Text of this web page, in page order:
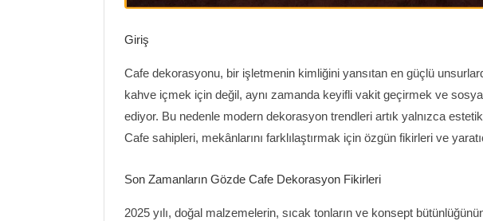
Giriş
Cafe dekorasyonu, bir işletmenin kimliğini yansıtan en güçlü
kahve içmek için değil, aynı zamanda keyifli vakit geçirmek ve
ediyor. Bu nedenle modern dekorasyon trendleri artık yalnızca
Cafe sahipleri, mekânlarını farklılaştırmak için özgün fikirleri ve
Son Zamanların Gözde Cafe Dekorasyon Fikirleri
2025 yılı, doğal malzemelerin, sıcak tonların ve konsept